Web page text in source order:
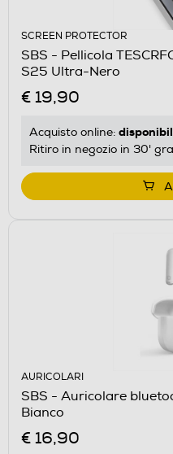
SCREEN PROTECTOR
SBS - Pellicola
S25 Ultra-Nero
€ 19,90
Acquisto online:
Ritiro in negozio in 30'
AURICOLARI
SBS - Auricolare
Bianco
€ 16,90